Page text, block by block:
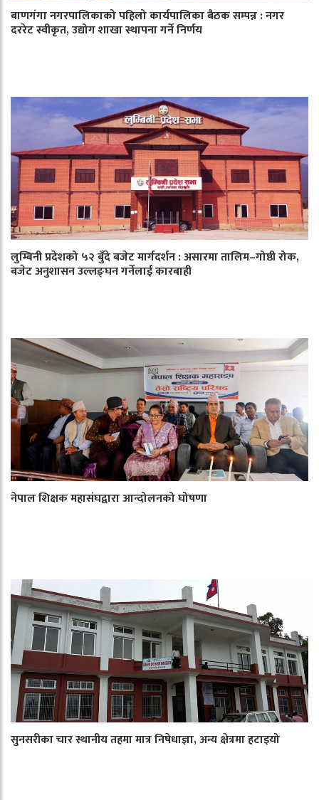
बाणगंगा नगरपालिकाको पहिलो कार्यपालिका बैठक सम्पन्न : नगर
दररेट स्वीकृत, उद्योग शाखा स्थापना गर्ने निर्णय
लुम्बिनी प्रदेशको ५२ बुँदे बजेट मार्गदर्शन : असारमा तालिम–गोष्ठी रोक,
बजेट अनुशासन उल्लङ्घन गर्नेलाई कारबाही
नेपाल शिक्षक महासंघद्वारा आन्दोलनको घोषणा
सुनसरीका चार स्थानीय तहमा मात्र निषेधाज्ञा, अन्य क्षेत्रमा हटाइयो